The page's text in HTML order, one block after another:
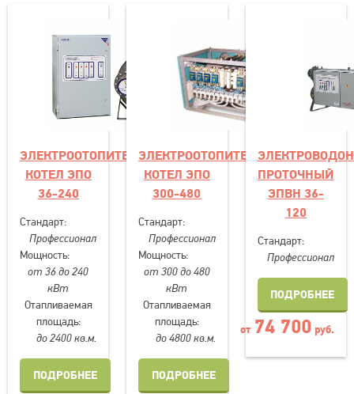
ЭЛЕКТРООТОПИТЕЛЬНЫЙ
КОТЕЛ ЭПО
36-240
Стандарт:
Профессионал
Мощность:
от 36 до 240
кВт
Отапливаемая
площадь:
до 2400 кв.м.
ПОДРОБНЕЕ
ЭЛЕКТРООТОПИТЕЛЬНЫЙ
КОТЕЛ ЭПО
300-480
Стандарт:
Профессионал
Мощность:
от 300 до 480
кВт
Отапливаемая
площадь:
до 4800 кв.м.
ПОДРОБНЕЕ
ПРОТОЧНЫЙ
ЭПВН 36-
120
Стандарт:
Профессионал
ПОДРОБНЕЕ
от 74 700 руб.